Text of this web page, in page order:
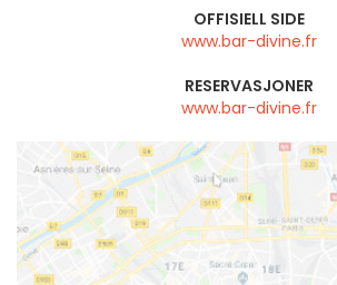
OFFISIELL SIDE
www.bar-divine.fr
RESERVASJONER
www.bar-divine.fr